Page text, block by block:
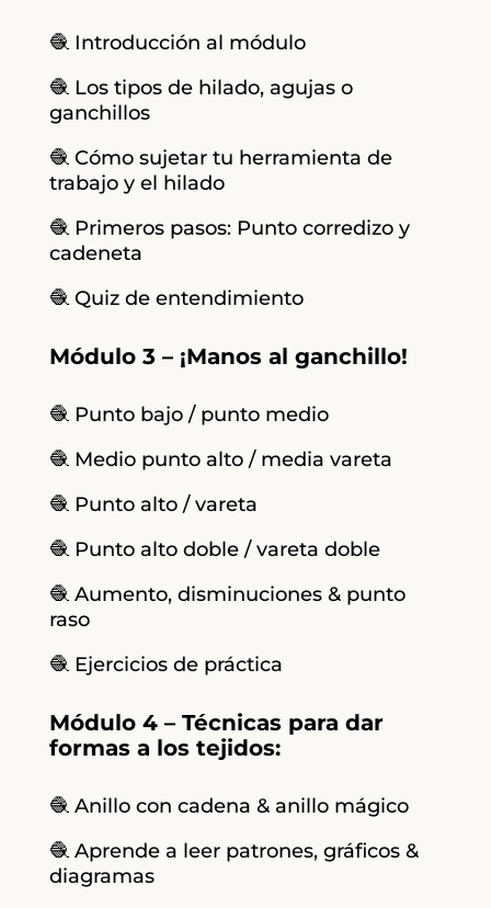
🧶 Introducción al módulo
🧶 Los tipos de hilado, agujas o
ganchillos
🧶 Cómo sujetar tu herramienta de
trabajo y el hilado
🧶 Primeros pasos: Punto corredizo y
cadeneta
🧶 Quiz de entendimiento
Módulo 3 – ¡Manos al ganchillo!
🧶 Punto bajo / punto medio
🧶 Medio punto alto / media vareta
🧶 Punto alto / vareta
🧶 Punto alto doble / vareta doble
🧶 Aumento, disminuciones & punto
raso
🧶 Ejercicios de práctica
Módulo 4 – Técnicas para dar
formas a los tejidos:
🧶 Anillo con cadena & anillo mágico
🧶 Aprende a leer patrones, gráficos &
diagramas